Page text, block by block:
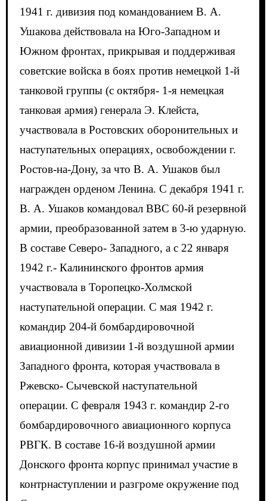
1941 г. дивизия под командованием В. А.
Ушакова действовала на Юго-Западном и
Южном фронтах, прикрывая и поддерживая
советские войска в боях против немецкой 1-й
танковой группы (с октября- 1-я немецкая
танковая армия) генерала Э. Клейста,
участвовала в Ростовских оборонительных и
наступательных операциях, освобождении г.
Ростов-на-Дону, за что В. А. Ушаков был
награжден орденом Ленина. С декабря 1941 г.
В. А. Ушаков командовал ВВС 60-й резервной
армии, преобразованной затем в 3-ю ударную.
В составе Северо- Западного, а с 22 января
1942 г.- Калининского фронтов армия
участвовала в Торопецко-Холмской
наступательной операции. С мая 1942 г.
командир 204-й бомбардировочной
авиационной дивизии 1-й воздушной армии
Западного фронта, которая участвовала в
Ржевско- Сычевской наступательной
операции. С февраля 1943 г. командир 2-го
бомбардировочного авиационного корпуса
РВГК. В составе 16-й воздушной армии
Донского фронта корпус принимал участие в
контрнаступлении и разгроме окружение под